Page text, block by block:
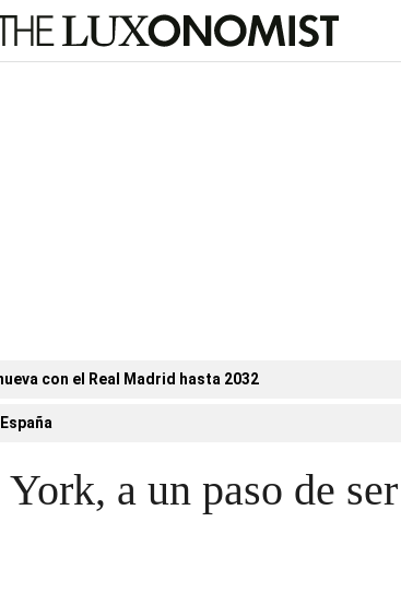
con el Real Madrid hasta 2032
a un paso de